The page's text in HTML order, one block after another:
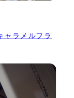
ラメルフラ